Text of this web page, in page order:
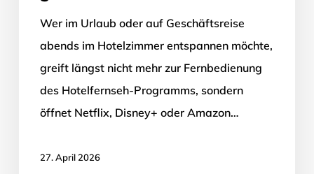
Wer im Urlaub oder auf Geschäftsreise
abends im Hotelzimmer entspannen möchte,
greift längst nicht mehr zur Fernbedienung
des Hotelfernseh-Programms, sondern
öffnet Netflix, Disney+ oder Amazon…
27. April 2026